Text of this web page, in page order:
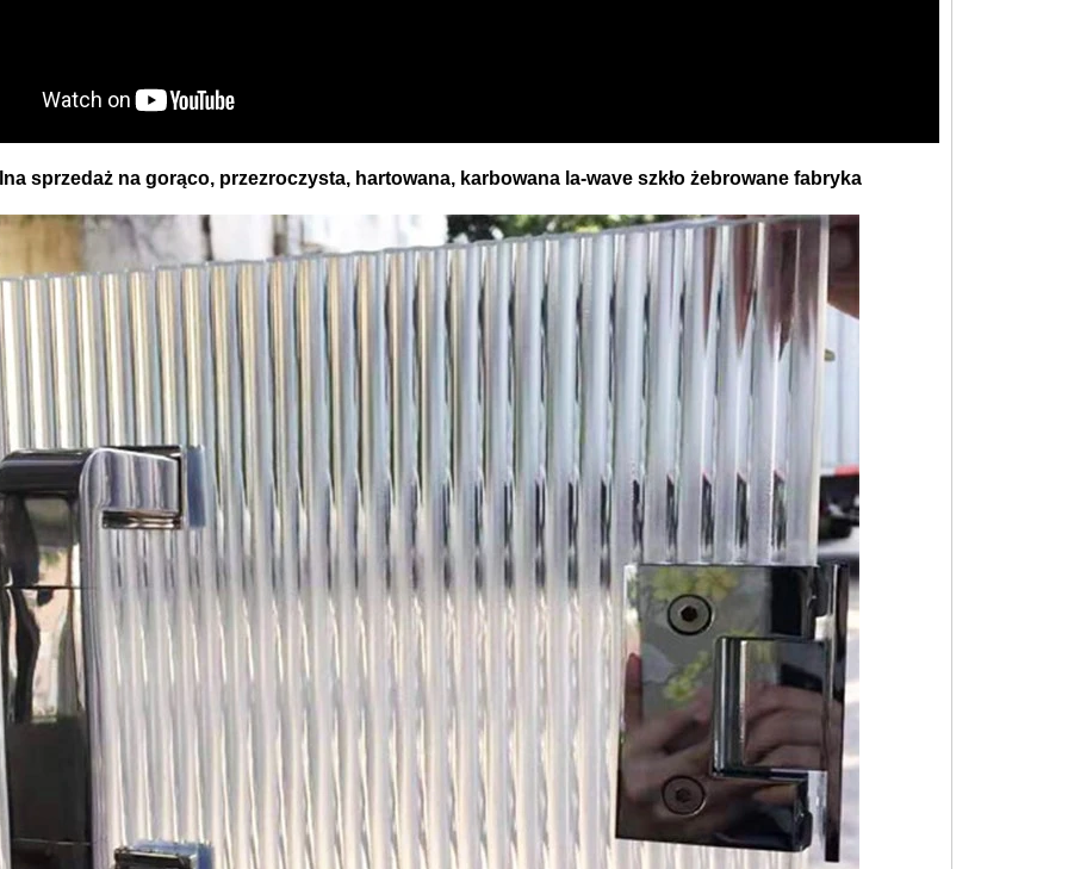
sprzedaż na gorąco, przezroczysta, hartowana, karbowana la-wave szkło żebrowane fabryka